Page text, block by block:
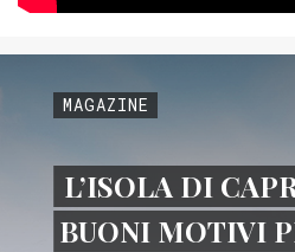
MAGAZINE
L’ISOLA DI
BUONI MOTIVI